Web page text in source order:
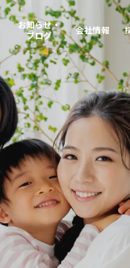
お知らせ・
ブログ
会社情報